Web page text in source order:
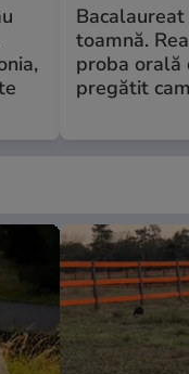
toamnă.
proba orală
pregătit